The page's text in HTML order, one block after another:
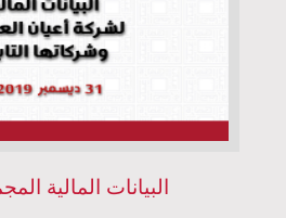
البيانات المالية